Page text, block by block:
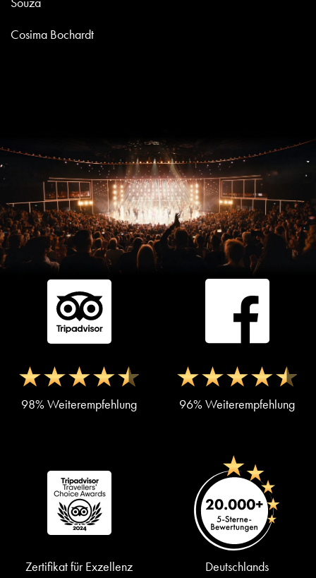
Cosima Bochardt
98% Weiterempfehlung 96% Weiterempfehlung
Zertifikat für Exzellenz
Deutschlands